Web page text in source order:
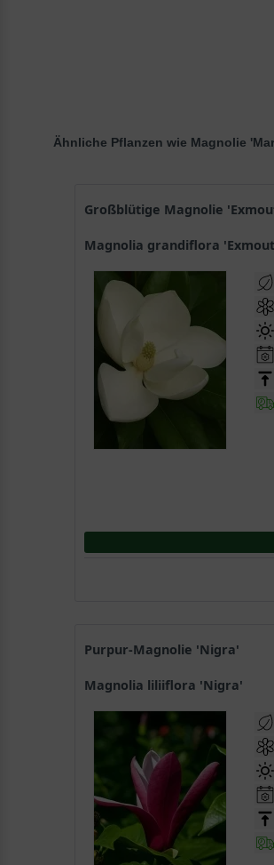
Ähnliche Pflanzen wie Magnolie
Großblütige Magnolie
Magnolia grandiflora
Purpur-Magnolie 'Nigra'
Magnolia liliiflora 'Nigra'